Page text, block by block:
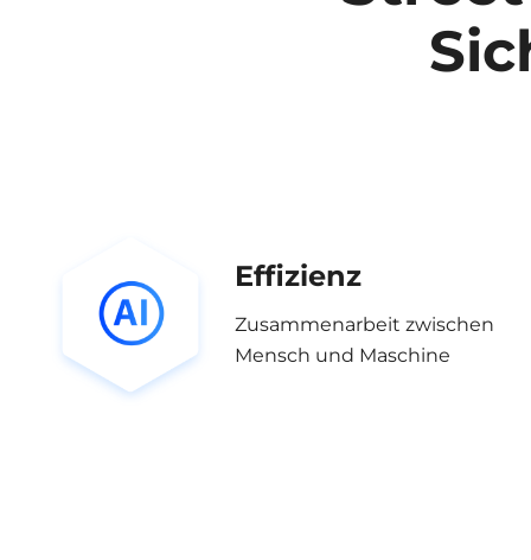
Effizienz
Zusammenarbeit zwischen
Mensch und Maschine